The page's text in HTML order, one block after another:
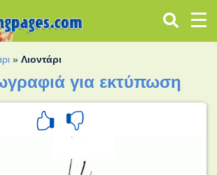
»Λιοντάρι
για εκτύπωση